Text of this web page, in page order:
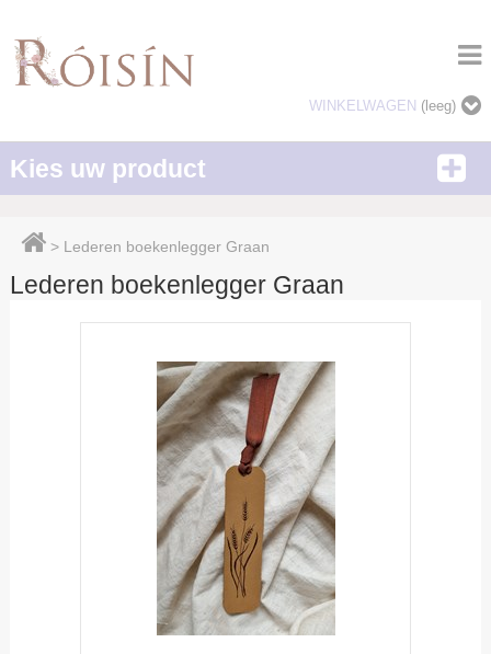
WINKELWAGEN (leeg)
Kies uw product
> Lederen boekenlegger Graan
Lederen boekenlegger Graan